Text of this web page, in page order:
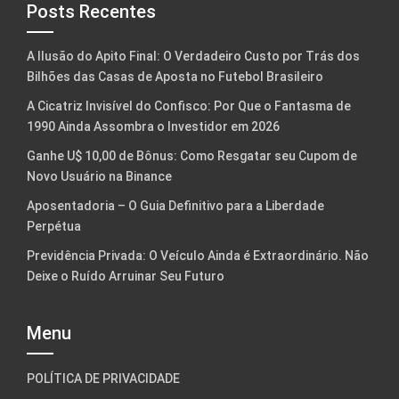
Posts Recentes
A Ilusão do Apito Final: O Verdadeiro Custo por Trás dos
Bilhões das Casas de Aposta no Futebol Brasileiro
A Cicatriz Invisível do Confisco: Por Que o Fantasma de
1990 Ainda Assombra o Investidor em 2026
Ganhe U$ 10,00 de Bônus: Como Resgatar seu Cupom de
Novo Usuário na Binance
Aposentadoria – O Guia Definitivo para a Liberdade
Perpétua
Previdência Privada: O Veículo Ainda é Extraordinário. Não
Deixe o Ruído Arruinar Seu Futuro
Menu
POLÍTICA DE PRIVACIDADE